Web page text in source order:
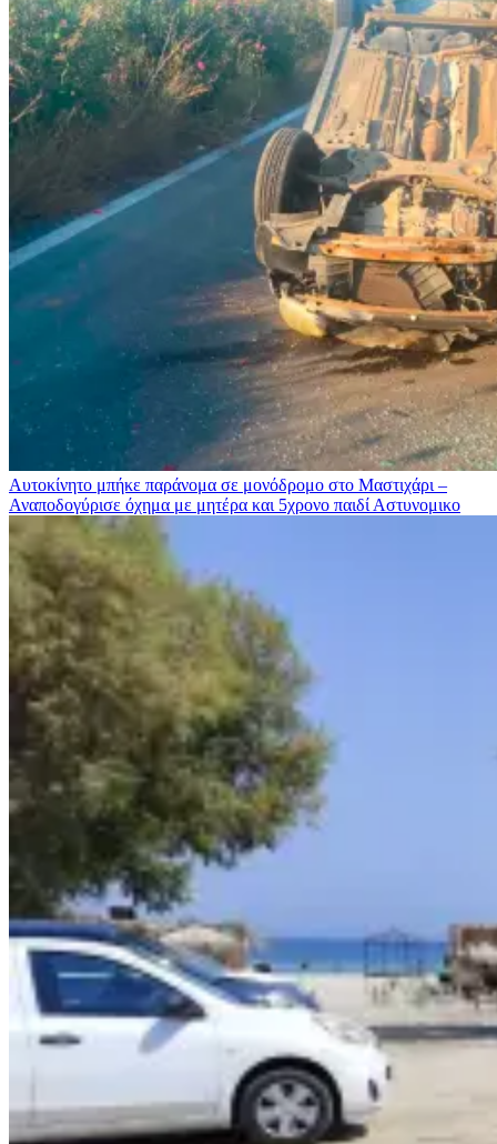
Αυτοκίνητο μπήκε παράνομα σε μονόδρομο στο Μαστιχάρι –
Αναποδογύρισε όχημα με μητέρα και 5χρονο παιδί Αστυνομικο